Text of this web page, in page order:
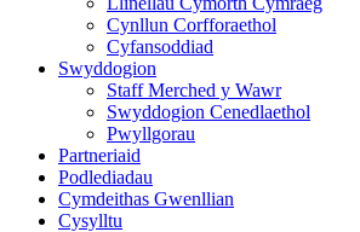
Cynllun Corfforaethol
Cyfansoddiad
Swyddogion
Staff Merched y Wawr
Swyddogion Cenedlaethol
Pwyllgorau
Partneriaid
Podlediadau
Cymdeithas Gwenllian
Cysylltu